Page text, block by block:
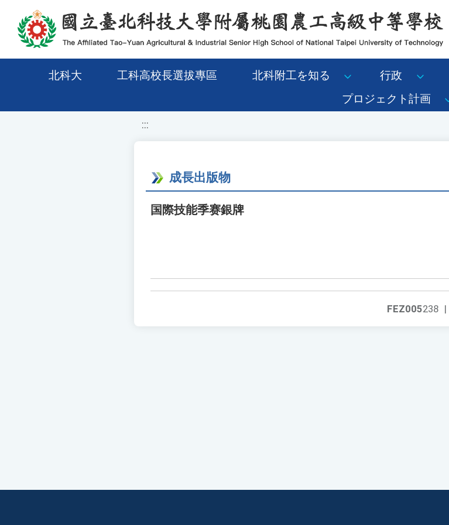
移至網頁之主要內容區位置
北科大 工科高校長選拔專區 北科附工を知る 行政
プロジェクト計画
:::
成長出版物
国際技能季赛銀牌
FEZ005238 |